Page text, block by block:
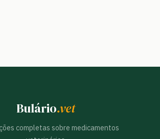
Bulário.vet
completas sobre medicamentos